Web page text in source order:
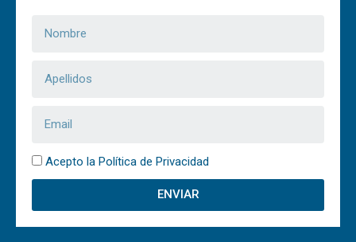
Acepto la Política de Privacidad
ENVIAR